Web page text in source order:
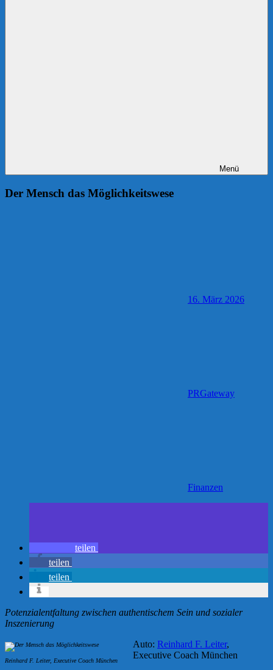
Menü
Der Mensch das Möglichkeitswese
16. März 2026
PRGateway
Finanzen
teilen
teilen
teilen
Potenzialentfaltung zwischen authentischem Sein und sozialer
Inszenierung
Reinhard F. Leiter, Executive Coach München
Auto: Reinhard F. Leiter,
Executive Coach München